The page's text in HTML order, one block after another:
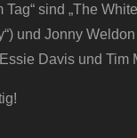
sind „The
und Jonny
Davis und Tim